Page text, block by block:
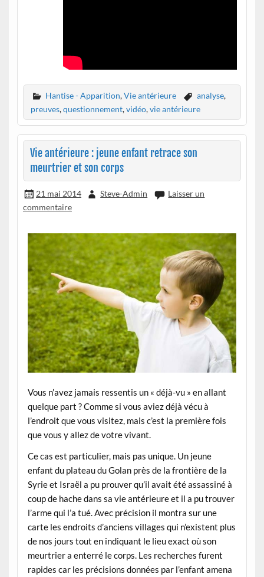
Hantise - Apparition,Vie antérieure analyse,
preuves,questionnement,vidéo,vie antérieure
Vie antérieure : jeune enfant retrace son
meurtrier et son corps
21 mai 2014 Steve-Admin
Laisser un
commentaire
Vous n’avez jamais ressentis un « déjà-vu » en allant
quelque part ? Comme si vous aviez déjà vécu à
l’endroit que vous visitez, mais c’est la première fois
que vous y allez de votre vivant.
Ce cas est particulier, mais pas unique. Un jeune
enfant du plateau du Golan près de la frontière de la
Syrie et Israël a pu prouver qu’il avait été assassiné à
coup de hache dans sa vie antérieure et il a pu trouver
l’arme qui l’a tué. Avec précision il montra sur une
carte les endroits d’anciens villages qui n’existent plus
de nos jours tout en indiquant le lieu exact où son
meurtrier a enterré le corps. Les recherches furent
rapides car les précisions données par l’enfant amena